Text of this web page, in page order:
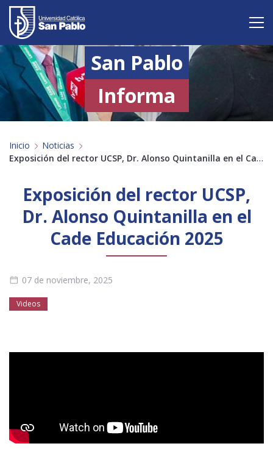
Vive San Pablo
Admisión
Carreras
Postgrado
Investigación
Servicio y proyección a la sociedad
Público general
Licenciamiento
San Pablo
Informa
Inicio Noticias
Exposición del rector UCSP, Dr. Alonso Quintanilla en el Cade Educación 2025
Exposición del rector UCSP,
Dr. Alonso Quintanilla en el
Cade Educación 2025
07 de noviembre, 2025
Videos